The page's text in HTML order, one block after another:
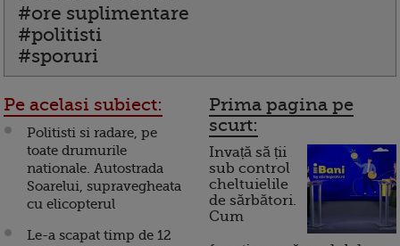
#ore suplimentare
#politisti
#sporuri
Pe acelasi subiect:
Politisti si radare, pe
toate drumurile
nationale. Autostrada
Soarelui, supravegheata
cu elicopterul
Le-a scapat timp de 12
Prima pagina pe
scurt:
Invață să ții
sub control
cheltuielile
de sărbători.
Cum